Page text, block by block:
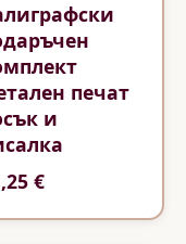
печат
и
€